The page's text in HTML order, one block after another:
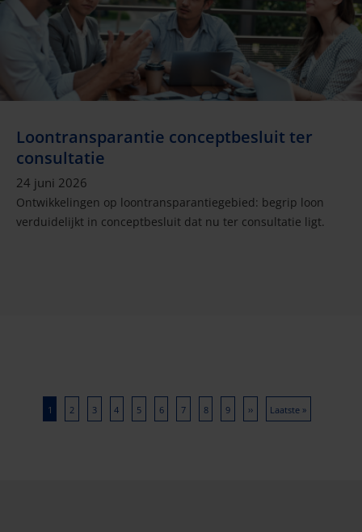
Loontransparantie conceptbesluit ter
consultatie
24 juni 2026
Ontwikkelingen op loontransparantiegebied: begrip loon
verduidelijkt in conceptbesluit dat nu ter consultatie ligt.
Paginering
Huidige
1 Page
2 Page
3 Page
4 Page
5 Page
6 Page
7 Page
8 Page
9
Volgende
››
Laatste
Laatste »